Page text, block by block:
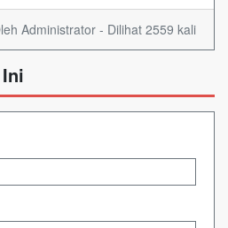
Administrator - Dilihat 2559 kali